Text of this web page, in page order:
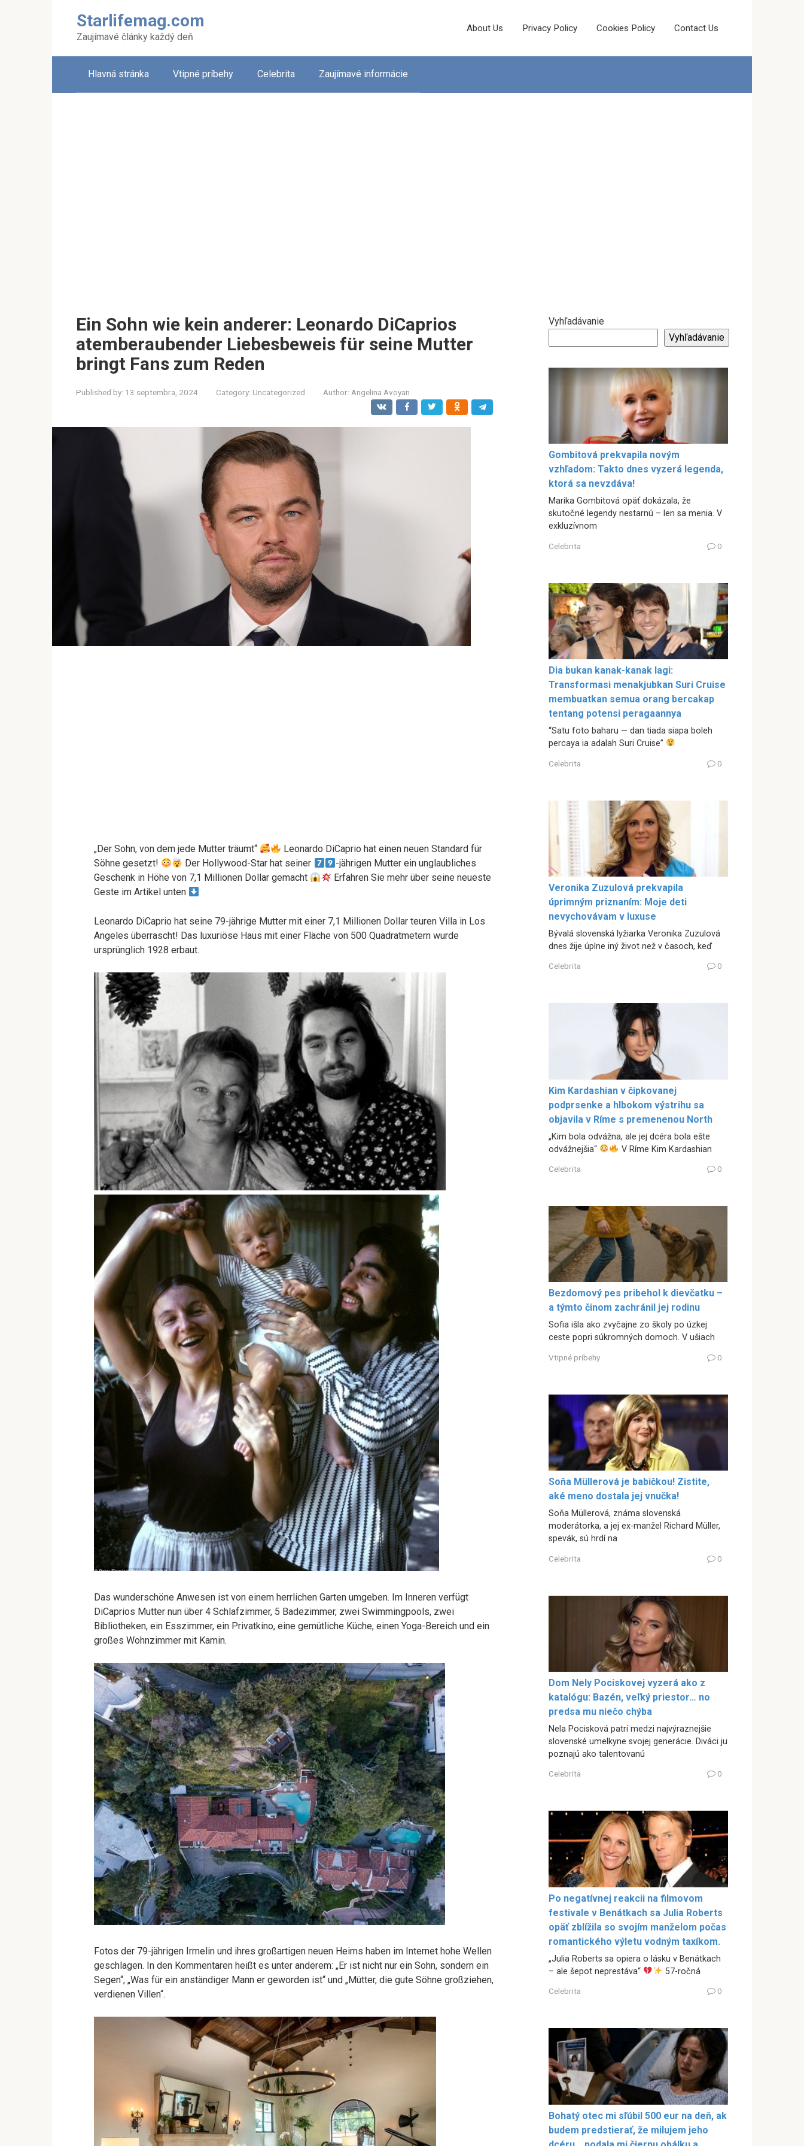
Starlifemag.com
Zaujímavé články každý deň
About Us Privacy Policy Cookies Policy Contact Us
Hlavná stránka Vtipné príbehy Celebrita Zaujímavé informácie
Ein Sohn wie kein anderer: Leonardo DiCaprios
atemberaubender Liebesbeweis für seine Mutter
bringt Fans zum Reden
Published by: 13 septembra, 2024 Category: Uncategorized Author: Angelina Avoyan
„Der Sohn, von dem jede Mutter träumt“
Leonardo DiCaprio hat einen neuen Standard für
Söhne gesetzt!
Der Hollywood-Star hat seiner
-jährigen Mutter ein unglaubliches
Geschenk in Höhe von 7,1 Millionen Dollar gemacht
Erfahren Sie mehr über seine neueste
Geste im Artikel unten
Leonardo DiCaprio hat seine 79-jährige Mutter mit einer 7,1 Millionen Dollar teuren Villa in Los
Angeles überrascht! Das luxuriöse Haus mit einer Fläche von 500 Quadratmetern wurde
ursprünglich 1928 erbaut.
Das wunderschöne Anwesen ist von einem herrlichen Garten umgeben. Im Inneren verfügt
DiCaprios Mutter nun über 4 Schlafzimmer, 5 Badezimmer, zwei Swimmingpools, zwei
Bibliotheken, ein Esszimmer, ein Privatkino, eine gemütliche Küche, einen Yoga-Bereich und ein
großes Wohnzimmer mit Kamin.
Fotos der 79-jährigen Irmelin und ihres großartigen neuen Heims haben im Internet hohe Wellen
geschlagen. In den Kommentaren heißt es unter anderem: „Er ist nicht nur ein Sohn, sondern ein
Segen“, „Was für ein anständiger Mann er geworden ist“ und „Mütter, die gute Söhne großziehen,
verdienen Villen“.
Vyhľadávanie
Vyhľadávanie
Gombitová prekvapila novým
vzhľadom: Takto dnes vyzerá legenda,
ktorá sa nevzdáva!
Marika Gombitová opäť dokázala, že
skutočné legendy nestarnú – len sa menia. V
exkluzívnom
Celebrita 0
Dia bukan kanak-kanak lagi:
Transformasi menakjubkan Suri Cruise
membuatkan semua orang bercakap
tentang potensi peragaannya
“Satu foto baharu — dan tiada siapa boleh
percaya ia adalah Suri Cruise”
Celebrita 0
Veronika Zuzulová prekvapila
úprimným priznaním: Moje deti
nevychovávam v luxuse
Bývalá slovenská lyžiarka Veronika Zuzulová
dnes žije úplne iný život než v časoch, keď
Celebrita 0
Kim Kardashian v čipkovanej
podprsenke a hlbokom výstrihu sa
objavila v Ríme s premenenou North
„Kim bola odvážna, ale jej dcéra bola ešte
odvážnejšia“
V Ríme Kim Kardashian
Celebrita 0
Bezdomový pes pribehol k dievčatku –
a týmto činom zachránil jej rodinu
Sofia išla ako zvyčajne zo školy po úzkej
ceste popri súkromných domoch. V ušiach
Vtipné príbehy 0
Soňa Müllerová je babičkou! Zistite,
aké meno dostala jej vnučka!
Soňa Müllerová, známa slovenská
moderátorka, a jej ex-manžel Richard Müller,
spevák, sú hrdí na
Celebrita 0
Dom Nely Pociskovej vyzerá ako z
katalógu: Bazén, veľký priestor… no
predsa mu niečo chýba
Nela Pocisková patrí medzi najvýraznejšie
slovenské umelkyne svojej generácie. Diváci ju
poznajú ako talentovanú
Celebrita 0
Po negatívnej reakcii na filmovom
festivale v Benátkach sa Julia Roberts
opäť zblížila so svojím manželom počas
romantického výletu vodným taxíkom.
„Julia Roberts sa opiera o lásku v Benátkach
– ale šepot neprestáva“
57-ročná
Celebrita 0
Bohatý otec mi sľúbil 500 eur na deň, ak
budem predstierať, že milujem jeho